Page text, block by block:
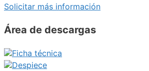
Solicitar más información
Área de descargas
Ficha técnica
Despiece